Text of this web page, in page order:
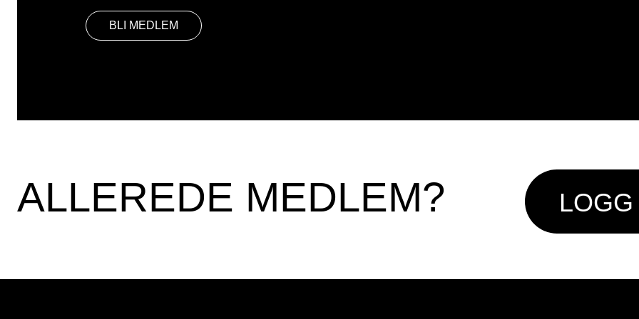
BLI MEDLEM
ALLEREDE MEDLEM?